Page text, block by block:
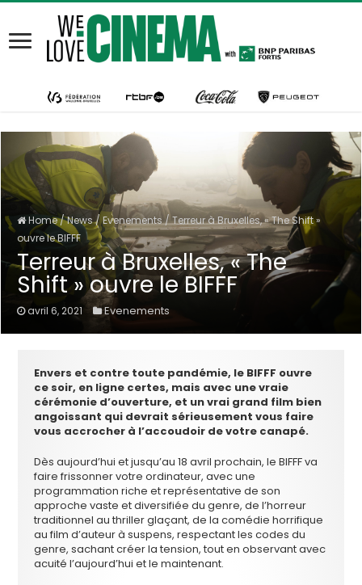
Home/News/ Evenements/Terreur à Bruxelles, « The Shift »
ouvre le BIFFF
Terreur à Bruxelles, « The
Shift » ouvre le BIFFF
avril 6, 2021 Evenements
Envers et contre toute pandémie, le BIFFF ouvre
ce soir, en ligne certes, mais avec une vraie
cérémonie d’ouverture, et un vrai grand film bien
angoissant qui devrait sérieusement vous faire
vous accrocher à l’accoudoir de votre canapé.
Dès aujourd’hui et jusqu’au 18 avril prochain, le BIFFF va
faire frissonner votre ordinateur, avec une
programmation riche et représentative de son
approche vaste et diversifiée du genre, de l’horreur
traditionnel au thriller glaçant, de la comédie horrifique
au film d’auteur à suspens, respectant les codes du
genre, sachant créer la tension, tout en observant avec
acuité l’aujourd’hui et le maintenant.